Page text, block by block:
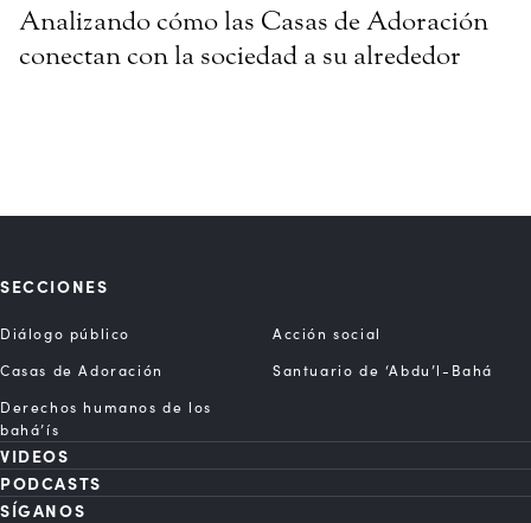
Analizando cómo las Casas de Adoración
conectan con la sociedad a su alrededor
SECCIONES
Diálogo público
Acción social
Casas de Adoración
Santuario de ‘Abdu’l-Bahá
Derechos humanos de los
bahá’ís
VIDEOS
PODCASTS
SÍGANOS